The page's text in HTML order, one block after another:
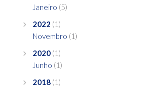
Janeiro (5)
2022 (1)
Novembro (1)
2020 (1)
Junho (1)
2018 (1)